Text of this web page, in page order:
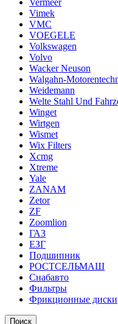
Vermeer
Vimek
VMC
VOEGELE
Volkswagen
Volvo
Wacker Neuson
Walgahn-
Weidemann
Welte Stahl Und
Winget
Wirtgen
Wismet
Wix Filters
Xcmg
Xtreme
Yale
ZANAM
Zetor
ZF
Zoomlion
ГАЗ
ЕЗГ
Подшипник
РОСТСЕЛЬМАШ
Снабавто
Фильтры
Фрикционные диски
Поиск